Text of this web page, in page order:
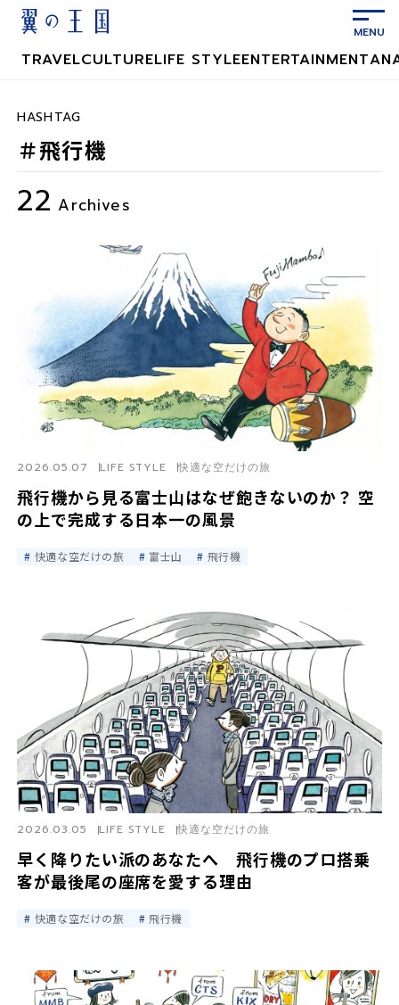
TRAVELCULTURELIFE STYLEENTERTAINMENT
＃飛行機
HASHTAG
22 Archives
飛行機から見る富士山はなぜ飽きないのか？ 空
の上で完成する日本一の風景
2026.05.07 LIFE STYLE 快適な空だけの旅
快適な空だけの旅 富士山 飛行機
早く降りたい派のあなたへ 飛行機のプロ搭乗
客が最後尾の座席を愛する理由
2026.03.05 LIFE STYLE 快適な空だけの旅
快適な空だけの旅 飛行機